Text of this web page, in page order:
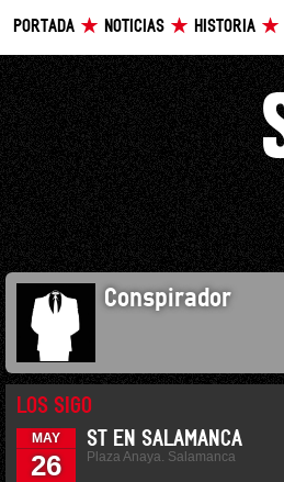
PORTADA NOTICIAS HISTORIA
Conspirador
LOS SIGO
MAY
26
ST EN SALAMANCA
Plaza Anaya. Salamanca